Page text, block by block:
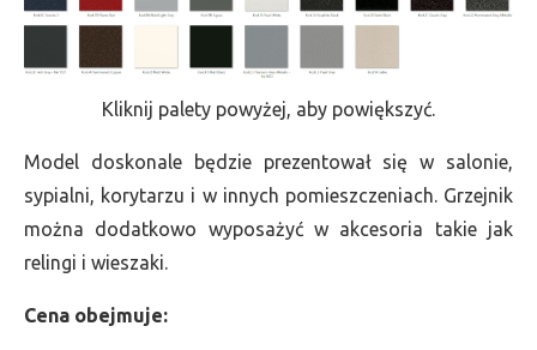
Kliknij palety powyżej, aby powiększyć.
Model doskonale będzie prezentował się w salonie,
sypialni, korytarzu i w innych pomieszczeniach. Grzejnik
można dodatkowo wyposażyć w akcesoria takie jak
relingi i wieszaki.
Cena obejmuje: